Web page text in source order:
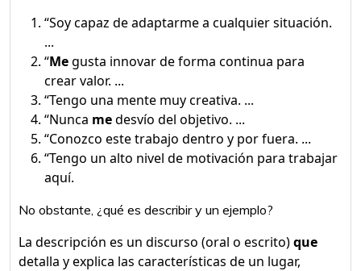
“Soy capaz de adaptarme a cualquier situación.
...
“Megusta innovar de forma continua para
crear valor. ...
“Tengo una mente muy creativa. ...
“Nunca medesvío del objetivo. ...
“Conozco este trabajo dentro y por fuera. ...
“Tengo un alto nivel de motivación para trabajar
aquí.
No obstante, ¿qué es describir y un ejemplo?
La descripción es un discurso (oral o escrito)que
detalla y explica las características de un lugar,